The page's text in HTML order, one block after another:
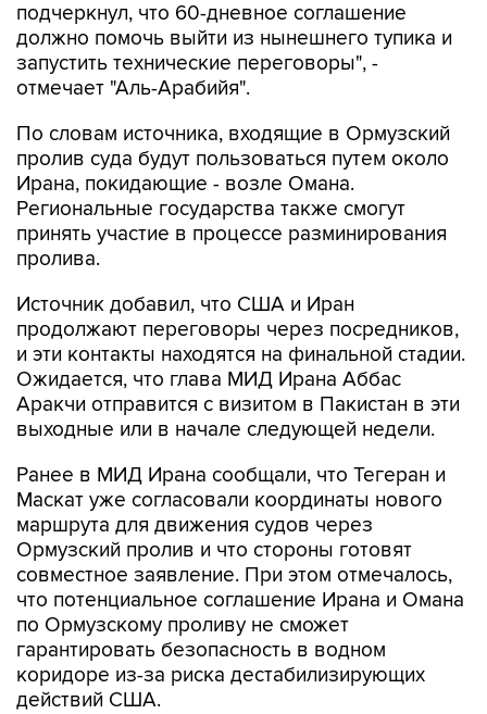
подчеркнул, что 60-дневное соглашение
должно помочь выйти из нынешнего тупика и
запустить технические переговоры", -
отмечает "Аль-Арабийя".
По словам источника, входящие в Ормузский
пролив суда будут пользоваться путем около
Ирана, покидающие - возле Омана.
Региональные государства также смогут
принять участие в процессе разминирования
пролива.
Источник добавил, что США и Иран
продолжают переговоры через посредников,
и эти контакты находятся на финальной стадии.
Ожидается, что глава МИД Ирана Аббас
Аракчи отправится с визитом в Пакистан в эти
выходные или в начале следующей недели.
Ранее в МИД Ирана сообщали, что Тегеран и
Маскат уже согласовали координаты нового
маршрута для движения судов через
Ормузский пролив и что стороны готовят
совместное заявление. При этом отмечалось,
что потенциальное соглашение Ирана и Омана
по Ормузскому проливу не сможет
гарантировать безопасность в водном
коридоре из-за риска дестабилизирующих
действий США.